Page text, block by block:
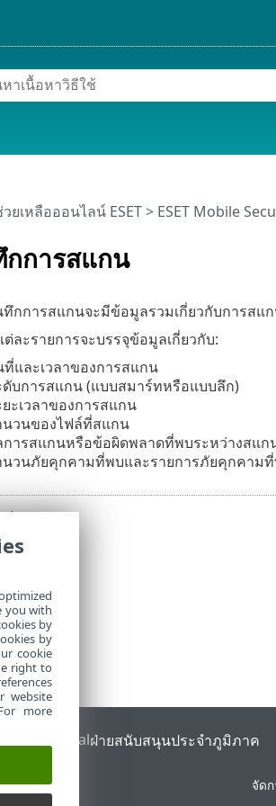
การสแกน
ยเหลือออนไลน์ ESET> ESET Mobile
กการสแกนจะมีข้อมูลรวมเกี่ยวกับการสแ
ละรายการจะบรรจุข้อมูลเกี่ยวกับ:
ที่และเวลาของการสแกน
ดับการสแกน (แบบสมาร์ทหรือแบบลึก)
ยะเวลาของการสแกน
นวนของไฟล์ที่สแกน
การสแกนหรือข้อผิดพลาดที่พบระหว่างสแก
นวนภัยคุกคามที่พบและรายการภัยคุกคาม
Status Portalฝ่ายสนับสนุนประจำภูมิภาค
จัด
you with
by
by
cookie
right to
website
more